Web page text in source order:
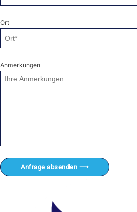
Ort
Anmerkungen
Anfrage absenden ⟶